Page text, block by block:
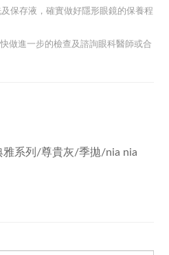
保存液，確實做好隱形眼鏡的保養程
做進一步的檢查及諮詢眼科醫師或合